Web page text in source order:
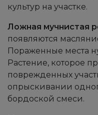
культур на участке.
Ложная мучнистая
появляются
Пораженные места
Растение, которое
поврежденных
опрыскивании
бордоской смеси.